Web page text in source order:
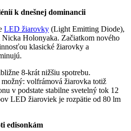
k dnešnej dominancii
LED žiarovky (Light Emitting Diode),
Holonyaka. Začiatkom nového
klasické žiarovky a
8-krát nižšiu spotrebu.
volfrámová žiarovka totiž
v podstate stabilne svetelný tok 12
LED žiaroviek je rozpätie od 80 lm
edisonkám